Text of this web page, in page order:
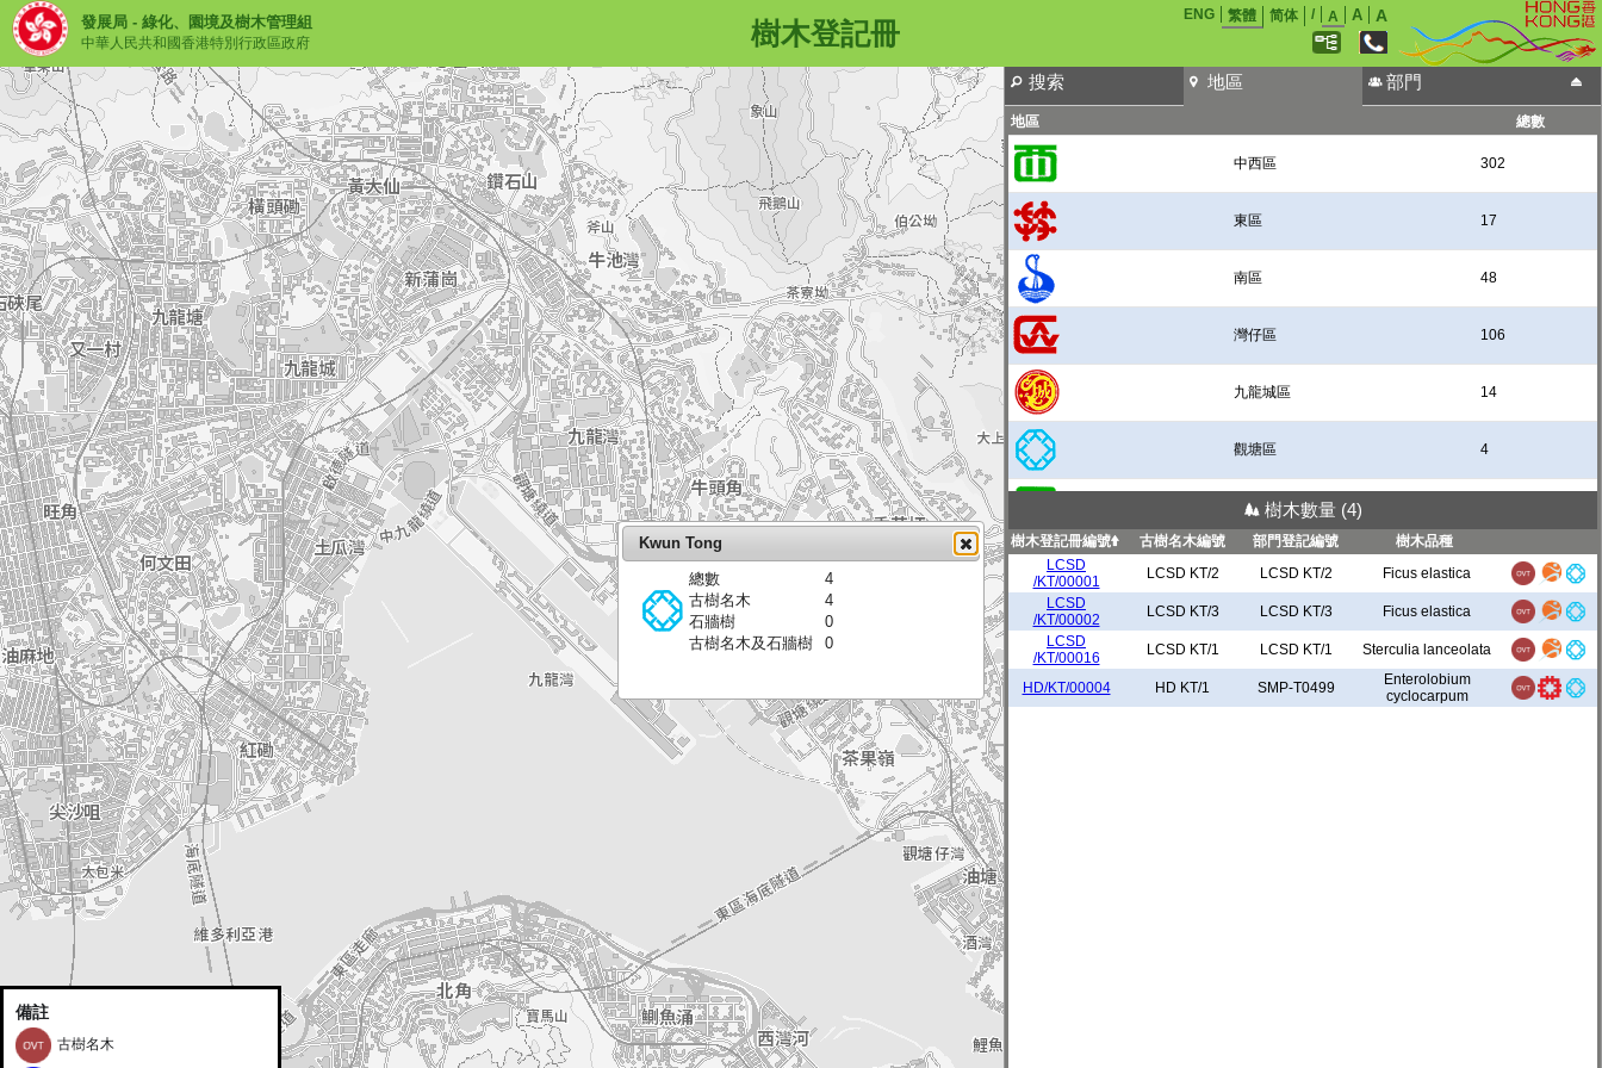
發展局 - 綠化、園境及樹木管理組
中華人民共和國香港特別行政區政府 樹木登記冊
ENG 繁體 简体 / A A A
1
搜索 地區 部門
地區 總數
中西區 302
東區 17
南區 48
灣仔區 106
九龍城區 14
觀塘區 4
深水埗區
黃大仙區
油尖旺區
離島區
樹木數量 (4)
樹木登記冊編號 古樹名木編號 部門登記編號
樹木品種
LCSD
/KT/00001
LCSD KT/2 LCSD KT/2
Ficus elastica
LCSD
/KT/00002
LCSD KT/3 LCSD KT/3
Ficus elastica
LCSD
/KT/00016
LCSD KT/1 LCSD KT/1 Sterculia lanceolata
HD/KT/00004 HD KT/1 SMP-T0499
Enterolobium
cyclocarpum
備註
古樹名木
Kwun Tong
總數
4
古樹名木
4
石牆樹
0
古樹名木及石牆樹
0